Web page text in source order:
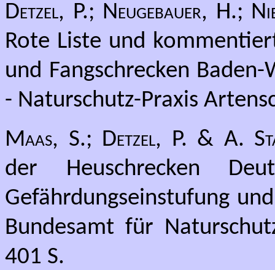
Detzel, P.; Neugebauer, H.;
Rote Liste und
und Fangschrecken
- Naturschutz-Praxis
Maas, S.; Detzel, P. & A.
der Heuschrecken
Gefährdungseinstufung
Bundesamt für
401 S.